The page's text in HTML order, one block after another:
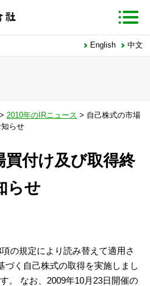
English 中文
> 2010年のIRニュース > 自己株式の市場
らせ
買付け及び取得終
らせ
の規定により読み替えて適用さ
づく自己株式の取得を実施しまし
。 なお、2009年10月23日開催の